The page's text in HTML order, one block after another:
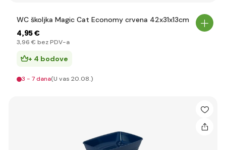
WC školjka Magic Cat Economy crvena 42x31x13cm
4,95 €
3,96 € bez PDV-a
+ 4 bodove
3 - 7 dana(U vas 20.08.)